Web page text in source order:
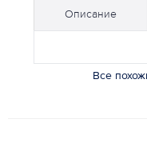
Описание
Все